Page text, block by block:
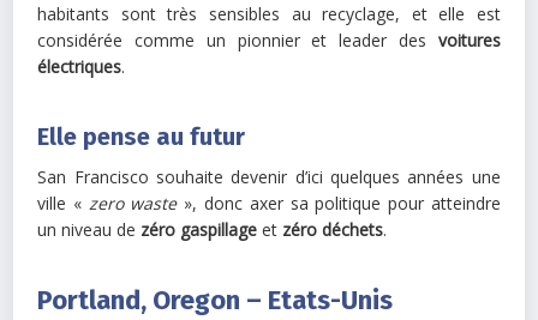
habitants sont très sensibles au recyclage, et elle est
considérée comme un pionnier et leader des voitures
électriques.
Elle pense au futur
San Francisco souhaite devenir d’ici quelques années une
ville « zero waste», donc axer sa politique pour atteindre
un niveau de zéro gaspillage et zéro déchets.
Portland, Oregon – Etats-Unis